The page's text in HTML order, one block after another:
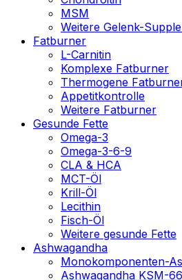
MSM
Weitere Gelenk-
Fatburner
L-Carnitin
Komplexe Fatburner
Thermogene
Appetitkontrolle
Weitere Fatburner
Gesunde Fette
Omega-3
Omega-3-6-9
CLA & HCA
MCT-Öl
Krill-Öl
Lecithin
Fisch-Öl
Weitere gesunde Fette
Ashwagandha
Monokomponenten-
Ashwagandha KSM-